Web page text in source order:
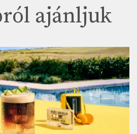
ajánljuk